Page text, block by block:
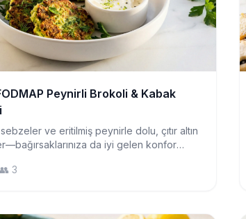
Peynirli Brokoli & Kabak
ve eritilmiş peynirle dolu, çıtır altın
da iyi gelen konfor
için mükemmel.
👥 3